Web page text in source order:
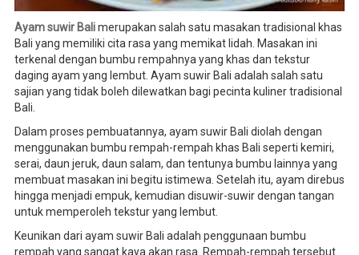
Ayam suwir Balimerupakan salah satu masakan tradisional khas
Bali yang memiliki cita rasa yang memikat lidah. Masakan ini
terkenal dengan bumbu rempahnya yang khas dan tekstur
daging ayam yang lembut. Ayam suwir Bali adalah salah satu
sajian yang tidak boleh dilewatkan bagi pecinta kuliner tradisional
Bali.
Dalam proses pembuatannya, ayam suwir Bali diolah dengan
menggunakan bumbu rempah-rempah khas Bali seperti kemiri,
serai, daun jeruk, daun salam, dan tentunya bumbu lainnya yang
membuat masakan ini begitu istimewa. Setelah itu, ayam direbus
hingga menjadi empuk, kemudian disuwir-suwir dengan tangan
untuk memperoleh tekstur yang lembut.
Keunikan dari ayam suwir Bali adalah penggunaan bumbu
rempah yang sangat kaya akan rasa. Rempah-rempah tersebut